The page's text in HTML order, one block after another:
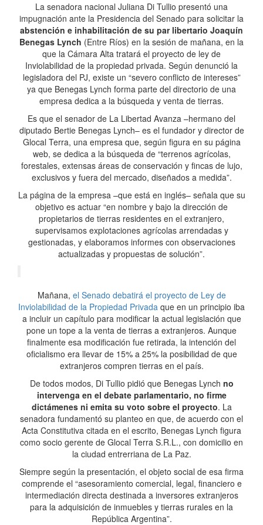
La senadora nacional Juliana Di Tullio presentó una
impugnación ante la Presidencia del Senado para solicitar la
abstención e inhabilitación de su par libertario Joaquín
Benegas Lynch (Entre Ríos) en la sesión de mañana, en la
que la Cámara Alta tratará el proyecto de ley de
Inviolabilidad de la propiedad privada. Según denunció la
legisladora del PJ, existe un “severo conflicto de intereses”
ya que Benegas Lynch forma parte del directorio de una
empresa dedica a la búsqueda y venta de tierras.
Es que el senador de La Libertad Avanza –hermano del
diputado Bertie Benegas Lynch– es el fundador y director de
Glocal Terra, una empresa que, según figura en su página
web, se dedica a la búsqueda de “terrenos agrícolas,
forestales, extensas áreas de conservación y fincas de lujo,
exclusivos y fuera del mercado, diseñados a medida”.
La página de la empresa –que está en inglés– señala que su
objetivo es actuar “en nombre y bajo la dirección de
propietarios de tierras residentes en el extranjero,
supervisamos explotaciones agrícolas arrendadas y
gestionadas, y elaboramos informes con observaciones
actualizadas y propuestas de solución”.
Mañana, el Senado debatirá el proyecto de Ley de
Inviolabilidad de la Propiedad Privada que en un principio iba
a incluir un capítulo para modificar la actual legislación que
pone un tope a la venta de tierras a extranjeros. Aunque
finalmente esa modificación fue retirada, la intención del
oficialismo era llevar de 15% a 25% la posibilidad de que
extranjeros compren tierras en el país.
De todos modos, Di Tullio pidió que Benegas Lynch no
intervenga en el debate parlamentario, no firme
dictámenes ni emita su voto sobre el proyecto. La
senadora fundamentó su planteo en que, de acuerdo con el
Acta Constitutiva citada en el escrito, Benegas Lynch figura
como socio gerente de Glocal Terra S.R.L., con domicilio en
la ciudad entrerriana de La Paz.
Siempre según la presentación, el objeto social de esa firma
comprende el “asesoramiento comercial, legal, financiero e
intermediación directa destinada a inversores extranjeros
para la adquisición de inmuebles y tierras rurales en la
República Argentina”.